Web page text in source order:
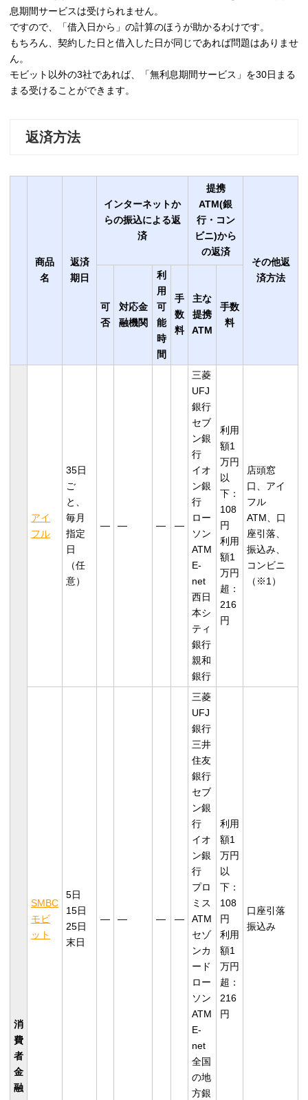
息期間サービスは受けられません。
ですので、「借入日から」の計算のほうが助かるわけです。
もちろん、契約した日と借入した日が同じであれば問題はありませ
ん。
モビット以外の3社であれば、「無利息期間サービス」を30日まる
まる受けることができます。
返済方法
商品
名
返済
期日
インターネットか
らの振込による返
済
提携
ATM(銀
行・コン
ビニ)から
の返済
その他返
済方法
可
否
対応金
融機関
利
用
可
能
時
間
手
数
料
主な
提携
ATM
手数
料
消
費
者
金
融
アイ
フル
35日
ご
と、
毎月
指定
日
（任
意）
― ― ― ―
三菱
UFJ
銀行
セブ
ン銀
行
イオ
ン銀
行
ロー
ソン
ATM
E-
net
西日
本シ
ティ
銀行
親和
銀行
利用
額1
万円
以
下：
108
円
利用
額1
万円
超：
216
円
店頭窓
口、アイ
フル
ATM、口
座引落、
振込み、
コンビニ
（※1）
SMBC
モビ
ット
5日
15日
25日
末日
― ― ― ―
三菱
UFJ
銀行
三井
住友
銀行
セブ
ン銀
行
イオ
ン銀
行
プロ
ミス
ATM
セゾ
ンカ
ード
ロー
ソン
ATM
E-
net
全国
の地
方銀
利用
額1
万円
以
下：
108
円
利用
額1
万円
超：
216
円
口座引落
振込み